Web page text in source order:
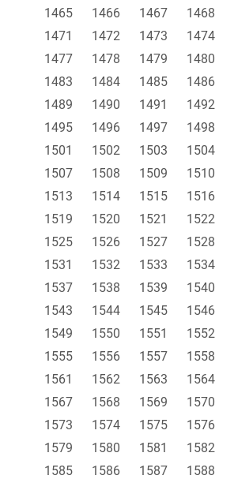
1465
1466 1467 1468
1471
1472 1473 1474
1477
1478 1479 1480
1483
1484 1485 1486
1489
1490 1491 1492
1495
1496 1497 1498
1501
1502 1503 1504
1507
1508 1509 1510
1513
1514 1515 1516
1519
1520 1521 1522
1525
1526 1527 1528
1531
1532 1533 1534
1537
1538 1539 1540
1543
1544 1545 1546
1549
1550 1551 1552
1555
1556 1557 1558
1561
1562 1563 1564
1567
1568 1569 1570
1573
1574 1575 1576
1579
1580 1581 1582
1585
1586 1587 1588